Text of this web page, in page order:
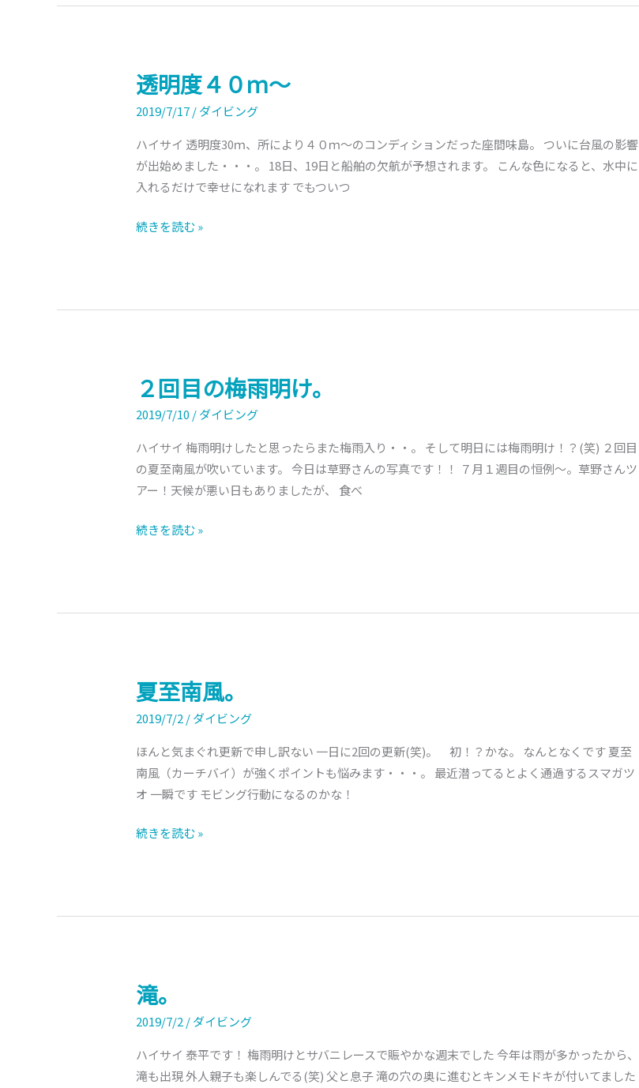
透明度４０ｍ～
2019/7/17/ダイビング
ハイサイ 透明度30ｍ、所により４０ｍ～のコンディションだった座間味島。 ついに台風の影響
が出始めました・・・。 18日、19日と船舶の欠航が予想されます。 こんな色になると、水中に
入れるだけで幸せになれます でもついつ
透
明
４
０
ｍ
続きを読む »
２回目の梅雨明け。
2019/7/10 /ダイビング
ハイサイ 梅雨明けしたと思ったらまた梅雨入り・・。 そして明日には梅雨明け！？(笑) ２回目
の夏至南風が吹いています。 今日は草野さんの写真です！！ ７月１週目の恒例～。草野さんツ
アー！天候が悪い日もありましたが、 食べ
２
の
梅
雨
け。
続きを読む »
夏至南風。
2019/7/2/ダイビング
ほんと気まぐれ更新で申し訳ない 一日に2回の更新(笑)。 初！？かな。 なんとなくです 夏至
南風（カーチバイ）が強くポイントも悩みます・・・。 最近潜ってるとよく通過するスマガツ
オ 一瞬です モビング行動になるのかな！
夏
至
風。
続きを読む »
滝。
2019/7/2/ダイビング
ハイサイ 泰平です！ 梅雨明けとサバニレースで賑やかな週末でした 今年は雨が多かったから、
滝も出現 外人親子も楽しんでる(笑) 父と息子 滝の穴の奥に進むとキンメモドキが付いてました
滝。